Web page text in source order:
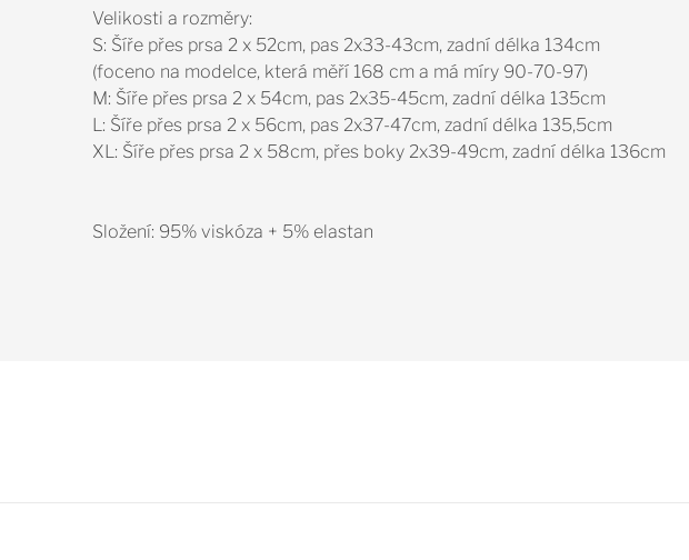
Velikosti a rozměry:
S: Šíře přes prsa 2 x 52cm, pas 2x33-43cm, zadní délka 134cm
(foceno na modelce, která měří 168 cm a má míry 90-70-97)
M: Šíře přes prsa 2 x 54cm, pas 2x35-45cm, zadní délka 135cm
L: Šíře přes prsa 2 x 56cm, pas 2x37-47cm, zadní délka 135,5cm
XL: Šíře přes prsa 2 x 58cm, přes boky 2x39-49cm, zadní délka 136cm
Složení: 95% viskóza + 5% elastan